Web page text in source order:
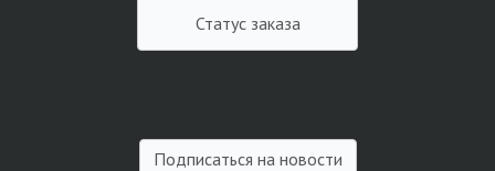
Статус заказа
Подписаться на новости